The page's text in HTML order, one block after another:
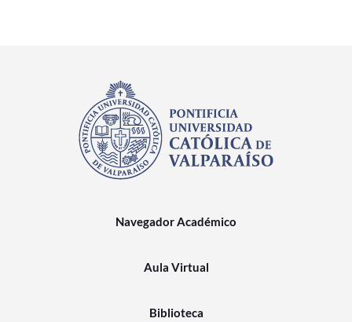
Navegador Académico
Aula Virtual
Biblioteca